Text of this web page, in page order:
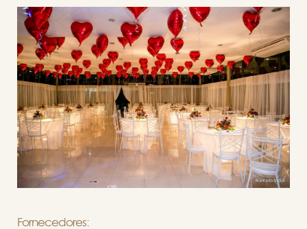
Fornecedores: